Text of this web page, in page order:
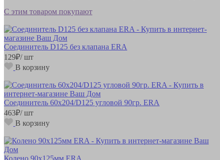
С этим товаром покупают
Соединитель D125 без клапана ERA
129₽/ шт
В корзину
Соединитель 60х204/D125 угловой 90гр. ERA
463₽/ шт
В корзину
Колено 90х125мм ERA